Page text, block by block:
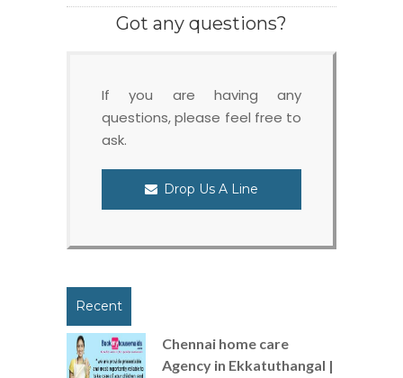
Got any questions?
If you are having any
questions, please feel free to
ask.
Drop Us A Line
Recent
Chennai home care
Agency in Ekkatuthangal |